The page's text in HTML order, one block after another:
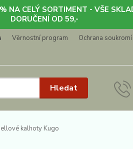
NA CELÝ SORTIMENT - VŠE
DORUČENÍ OD 59,-
Věrnostní program Ochrana soukromí
Hledat
kalhoty Kugo